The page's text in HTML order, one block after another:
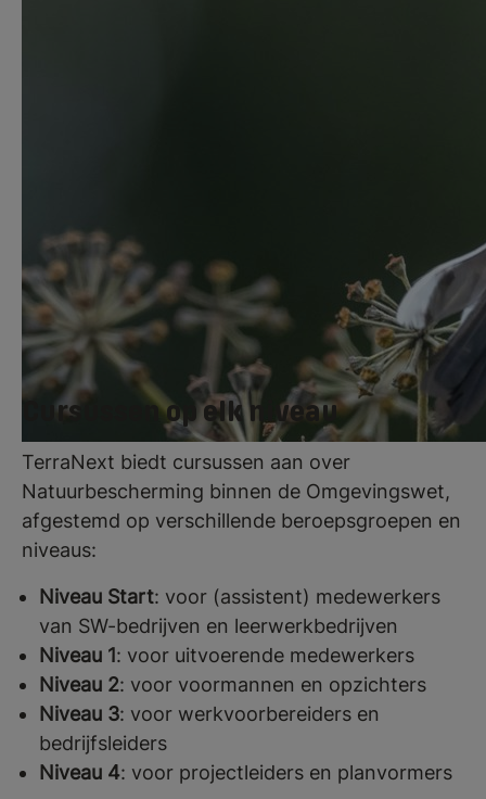
gebieden is vaak een ontheffing vereist of
gelden specifieke voorschriften.
Cursussen op elk niveau
TerraNext biedt cursussen aan over
Natuurbescherming binnen de Omgevingswet,
afgestemd op verschillende beroepsgroepen en
niveaus:
Niveau Start: voor (assistent) medewerkers
van SW-bedrijven en leerwerkbedrijven
Niveau 1: voor uitvoerende medewerkers
Niveau 2: voor voormannen en opzichters
Niveau 3: voor werkvoorbereiders en
bedrijfsleiders
Niveau 4: voor projectleiders en planvormers